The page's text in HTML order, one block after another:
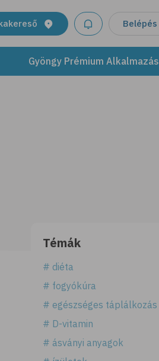
Belépés
Gyöngy Prémium Alkalmazás
Témák
# diéta
# fogyókúra
# egészséges táplálkozás
# D-vitamin
# ásványi anyagok